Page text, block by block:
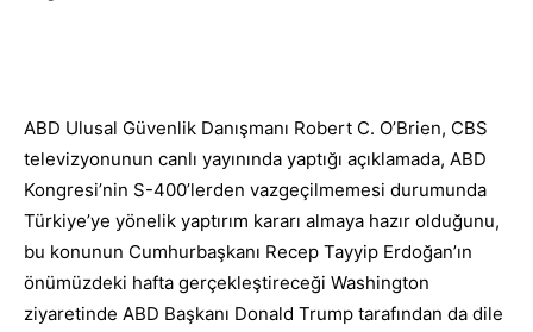
ABD Ulusal Güvenlik Danışmanı Robert C. O’Brien, CBS
televizyonunun canlı yayınında yaptığı açıklamada, ABD
Kongresi’nin S-400’lerden vazgeçilmemesi durumunda
Türkiye’ye yönelik yaptırım kararı almaya hazır olduğunu,
bu konunun Cumhurbaşkanı Recep Tayyip Erdoğan’ın
önümüzdeki hafta gerçekleştireceği Washington
ziyaretinde ABD Başkanı Donald Trump tarafından da dile